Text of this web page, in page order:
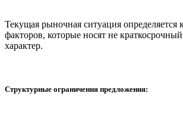
Текущая рыночная ситуация определяется
факторов, которые носят не
характер.
Структурные ограничения предложения: